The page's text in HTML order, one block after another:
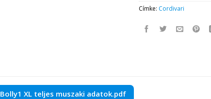
Címke: Cordivari
Bolly1 XL teljes muszaki adatok.pdf